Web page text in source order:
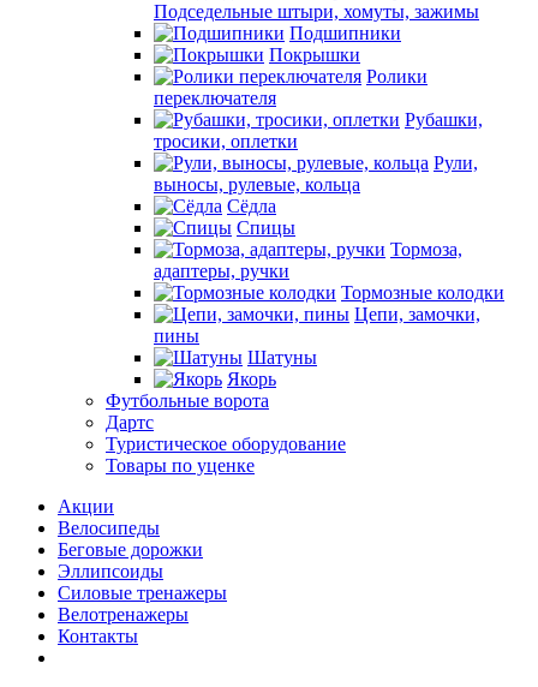
Подседельные штыри, хомуты, зажимы
Подшипники
Покрышки
Ролики
переключателя
Рубашки,
тросики, оплетки
Рули,
выносы, рулевые, кольца
Сёдла
Спицы
Тормоза,
адаптеры, ручки
Тормозные колодки
Цепи, замочки,
пины
Шатуны
Якорь
Футбольные ворота
Дартс
Туристическое оборудование
Товары по уценке
Акции
Велосипеды
Беговые дорожки
Эллипсоиды
Силовые тренажеры
Велотренажеры
Контакты